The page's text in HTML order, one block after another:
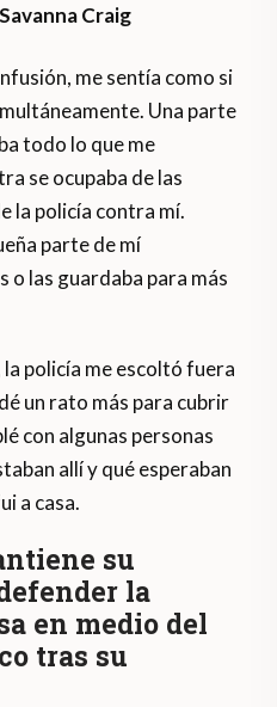
Craig
me sentía como si
Una parte
todo lo que me
se ocupaba de las
la policía contra mí.
parte de mí
o las guardaba para más
policía me escoltó fuera
un rato más para cubrir
con algunas personas
allí y qué esperaban
a casa.
su
la
en medio del
tras su